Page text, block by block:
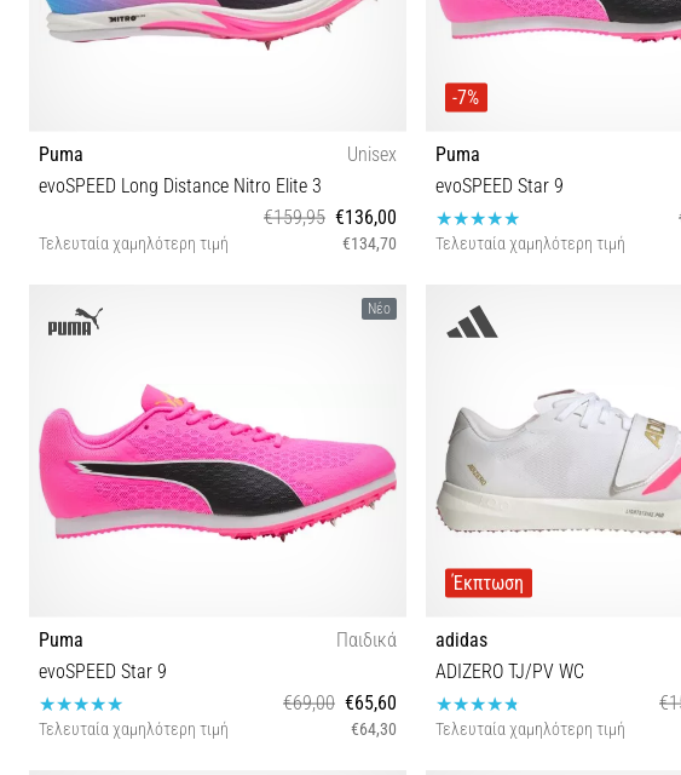
Puma
Unisex
evoSPEED Long Distance Nitro Elite 3
€159,95 €136,00
Τελευταία χαμηλότερη τιμή €134,70
-7%
Puma
evoSPEED Star 9
Τελευταία χαμηλότερη τιμή
40 40½ 41 42 42½ 43 44 44½
Νέο
Puma
Παιδικά
evoSPEED Star 9
€69,00 €65,60
Τελευταία χαμηλότερη τιμή €64,30
Έκπτωση
adidas
ADIZERO TJ/PV WC
Τελευταία χαμηλότερη τιμή